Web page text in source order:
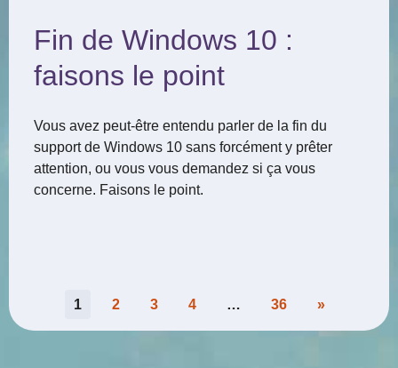
Fin de Windows 10 :
faisons le point
Vous avez peut-être entendu parler de la fin du
support de Windows 10 sans forcément y prêter
attention, ou vous vous demandez si ça vous
concerne. Faisons le point.
Pagination
des
1 2 3 4 … 36 »